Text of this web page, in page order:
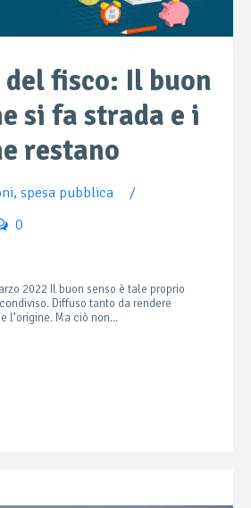
fisco: Il buon
si fa strada e i
restano
, spesa pubblica
/
0
2022 Il buon senso è tale proprio
Diffuso tanto da rendere
l’origine. Ma ciò non...